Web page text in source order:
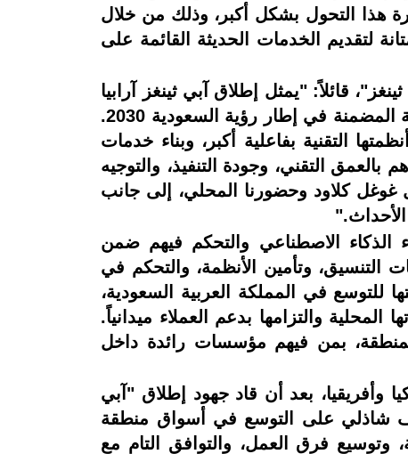
هذا التحول بشكل أكبر، وذلك من خلال
لتقديم الخدمات الحديثة القائمة على
قائلاً: "يمثل إطلاق آبي ثينغز آرابيا
خطوة مهمة ضمن التزامنا طويل الأمد تجاه المملكة العربية السعودية، ودعماً للأولويات الرقمية المضمنة في إطار رؤية السعودية 2030.
التقنية بفاعلية أكبر، وبناء خدمات
بالعمق التقني، وجودة التنفيذ، والتوجيه
غوغل كلاود وحضورنا المحلي، إلى جانب
الذكاء الاصطناعي والتحكم فيهم ضمن
التنسيق، وتأمين الأنظمة، والتحكم في
في المملكة العربية السعودية،
والتزامها بدعم العملاء ميدانياً.
بمن فيهم مؤسسات رائدة داخل
بعد أن قاد جهود إطلاق "آبي
شاذلي على التوسع في أسواق منطقة
وتوسيع فرق العمل، والتوافق التام مع